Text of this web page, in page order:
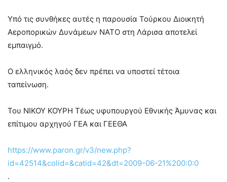
Υπό τις συνθήκες αυτές η παρουσία Τούρκου Διοικητή
Αεροπορικών Δυνάμεων ΝΑΤΟ στη Λάρισα αποτελεί
εμπαιγμό.
Ο ελληνικός λαός δεν πρέπει να υποστεί τέτοια
ταπείνωση.
Του ΝΙΚΟΥ ΚΟΥΡΗ Τέως υφυπουργού Εθνικής Άμυνας και
επίτιμου αρχηγού ΓΕΑ και ΓΕΕΘΑ
https://www.paron.gr/v3/new.php?
id=42514&colid=&catid=42&dt=2009-06-21%200:0:0
.